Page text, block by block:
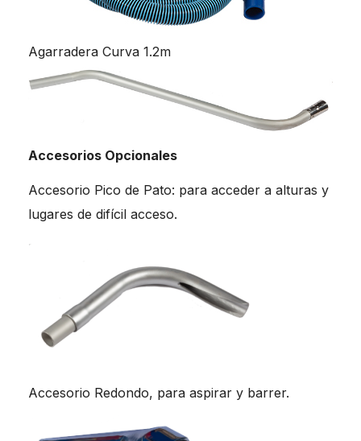
Agarradera Curva 1.2m
Accesorios Opcionales
Accesorio Pico de Pato: para acceder a alturas y
lugares de difícil acceso.
Accesorio Redondo, para aspirar y barrer.